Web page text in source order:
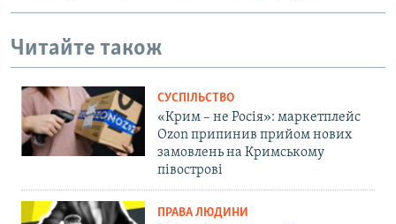
Читайте також
СУСПІЛЬСТВО
«Крим – не Росія»: маркетплейс
Ozon припинив прийом нових
замовлень на Кримському
півострові
ПРАВА ЛЮДИНИ